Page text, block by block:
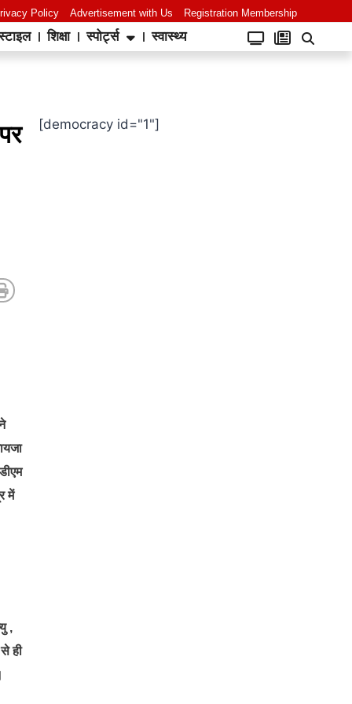
Policy Advertisement with Us Registration Membership
शिक्षा स्पोर्ट्स स्वास्थ्य
में
,
ही
[democracy id="1"]